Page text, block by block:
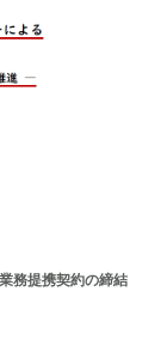
務提携契約の締結